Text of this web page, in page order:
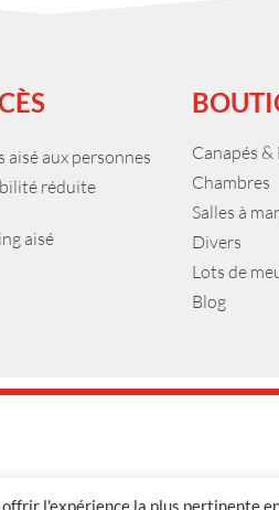
aisé aux personnes
réduite
aisé
Canapés
Chambres
Salles à
Divers
Lots de
Blog
l'expérience la plus pertinente